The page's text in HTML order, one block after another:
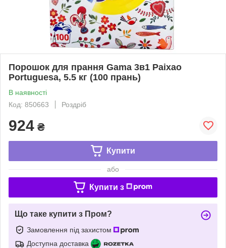
Порошок для прання Gama 3в1 Paixao
Portuguesa, 5.5 кг (100 прань)
В наявності
Код: 850663
Роздріб
924 ₴
Купити
або
Купити з
Що таке купити з Пром?
Замовлення під захистом
Доступна доставка